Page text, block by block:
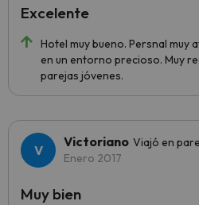
Hotel muy bueno. Persnal muy
en un entorno precioso. Muy
parejas jóvenes.
Excelente
Victoriano Viajó en
Enero 2017
Muy bien